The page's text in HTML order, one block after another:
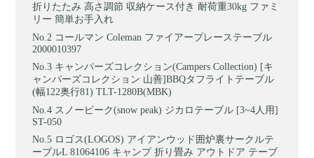
折りたたみ 高さ調節 収納ケース付き 耐荷重30kg ファミ
リー 簡単お手入れ
コールマン Coleman ファイアープレーステーブル
2000010397
キャンパーズコレクション(Campers Collection) [キ
ャンパーズコレクション 山善]BBQタフライトテーブル
(幅122奥行81) TLT-1280B(MBK)
スノーピーク(snow peak) ジカロテーブル [3~4人用]
ST-050
ロゴス(LOGOS) アイアンウッド囲炉裏サークルテ
ーブルL 81064106 キャンプ 折り畳み アウトドア テーブ